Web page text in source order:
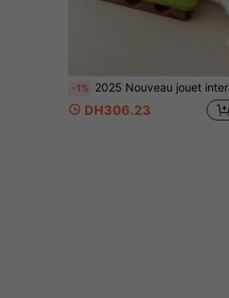
-1% 2025 Nouveau jouet interactif pour chat, boîte amusante. Jouets de puzzle pour chats favorisant le développement de l'intelligence et l'activité physique. Comprend 3 jouets sphériques (couleurs aléatoires), avec tunnel de labyrinthe et balle à grelot. Matériau en feutre durable, sans pile requise. Convient aux chats d'intérieur.
DH306.23